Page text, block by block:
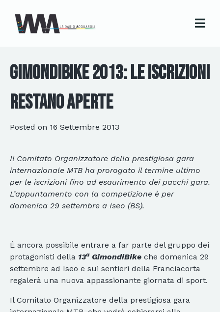
GimondiBike 2013: le iscrizioni
restano aperte
Posted on 16 Settembre 2013
Il Comitato Organizzatore della prestigiosa gara
internazionale MTB ha prorogato il termine ultimo
per le iscrizioni fino ad esaurimento dei pacchi gara.
L’appuntamento con la competizione è per
domenica 29 settembre a Iseo (BS).
È ancora possibile entrare a far parte del gruppo dei
protagonisti della 13aGimondiBike che domenica 29
settembre ad Iseo e sui sentieri della Franciacorta
regalerà una nuova appassionante giornata di sport.
Il Comitato Organizzatore della prestigiosa gara